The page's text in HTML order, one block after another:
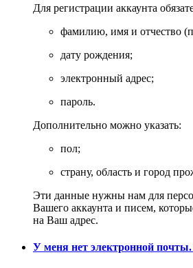
Для регистрации аккаунта
фамилию, имя и отчество
дату рождения;
электронный адрес;
пароль.
Дополнительно можно указать:
пол;
страну, область и город
Эти данные нужны нам для
Вашего аккаунта и писем,
на Ваш адрес.
У меня нет электронной почты.